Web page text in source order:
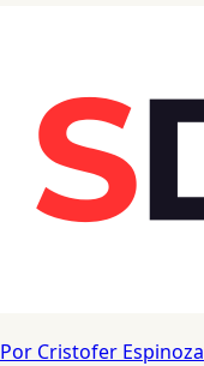
Por Cristofer Espinoza